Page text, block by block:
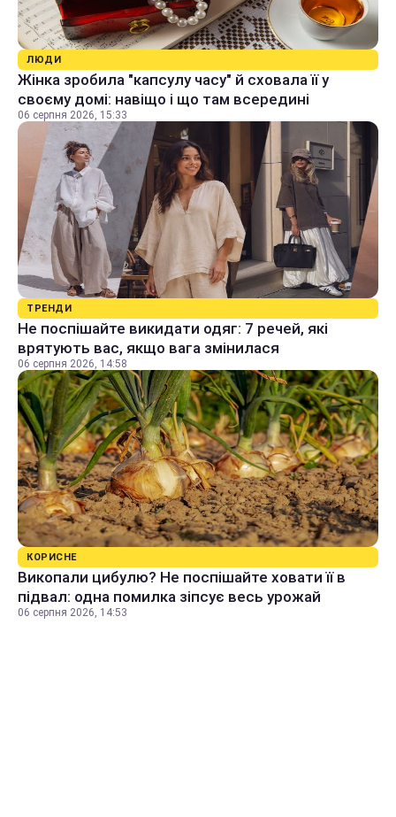
ЛЮДИ
Жінка зробила "капсулу часу" й сховала її у
своєму домі: навіщо і що там всередині
06 серпня 2026, 15:33
ТРЕНДИ
Не поспішайте викидати одяг: 7 речей, які
врятують вас, якщо вага змінилася
06 серпня 2026, 14:58
КОРИСНЕ
Викопали цибулю? Не поспішайте ховати її в
підвал: одна помилка зіпсує весь урожай
06 серпня 2026, 14:53